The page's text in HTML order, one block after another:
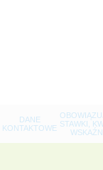
DANE
KONTAKTOWE STAWKI,